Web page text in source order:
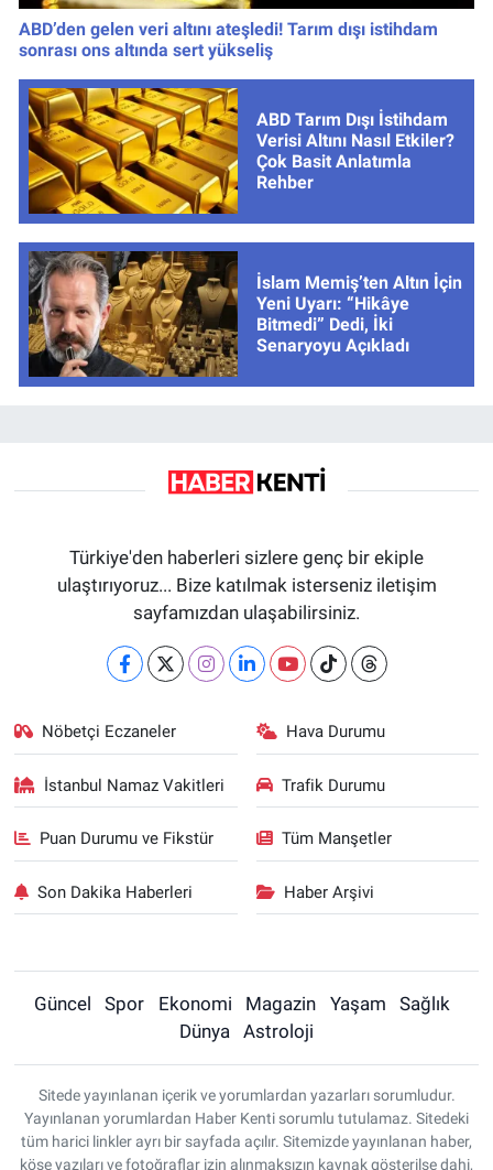
ABD’den gelen veri altını ateşledi! Tarım dışı istihdam
sonrası ons altında sert yükseliş
ABD Tarım Dışı İstihdam
Verisi Altını Nasıl Etkiler?
Çok Basit Anlatımla
Rehber
İslam Memiş’ten Altın İçin
Yeni Uyarı: “Hikâye
Bitmedi” Dedi, İki
Senaryoyu Açıkladı
Türkiye'den haberleri sizlere genç bir ekiple
ulaştırıyoruz... Bize katılmak isterseniz iletişim
sayfamızdan ulaşabilirsiniz.
Nöbetçi Eczaneler Hava Durumu
İstanbul Namaz Vakitleri Trafik Durumu
Puan Durumu ve Fikstür Tüm Manşetler
Son Dakika Haberleri Haber Arşivi
Güncel Spor Ekonomi Magazin Yaşam
Sağlık
Dünya
Astroloji
Sitede yayınlanan içerik ve yorumlardan yazarları sorumludur.
Yayınlanan yorumlardan Haber Kenti sorumlu tutulamaz. Sitedeki
tüm harici linkler ayrı bir sayfada açılır. Sitemizde yayınlanan haber,
köşe yazıları ve fotoğraflar izin alınmaksızın kaynak gösterilse dahi,